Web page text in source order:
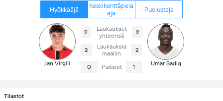
Hyökkääjä
Keskikenttäpela
aja
Puolustaja
Jan Virgili
2
Laukaukset
yhteensä
2
2
Laukauksia
maaliin
2
0 Paitsiot 1 Umar Sadiq
Tilastot